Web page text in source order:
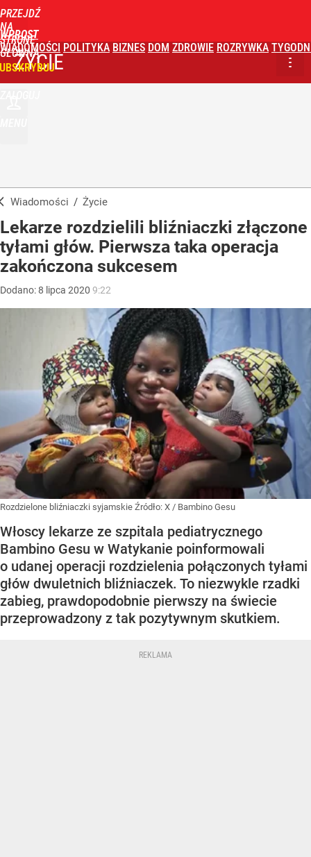
PRZEJDŹ
NA
STRONĘ
GŁÓWNĄ
WPROST
WIADOMOŚCI POLITYKA BIZNES DOM ZDROWIE ROZRYWKA
ŻYCIE
Wiadomości / Życie
Lekarze rozdzielili bliźniaczki złączone
tyłami głów. Pierwsza taka operacja
zakończona sukcesem
Dodano:8 lipca 2020 9:22
Rozdzielone bliźniaczki syjamskie Źródło: X / Bambino Gesu
Włoscy lekarze ze szpitala pediatrycznego
Bambino Gesu w Watykanie poinformowali
o udanej operacji rozdzielenia połączonych tyłami
głów dwuletnich bliźniaczek. To niezwykle rzadki
zabieg, prawdopodobnie pierwszy na świecie
przeprowadzony z tak pozytywnym skutkiem.